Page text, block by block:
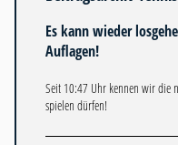
Es kann wieder
Auflagen!
Seit 10:47 Uhr kennen wir die
spielen dürfen!